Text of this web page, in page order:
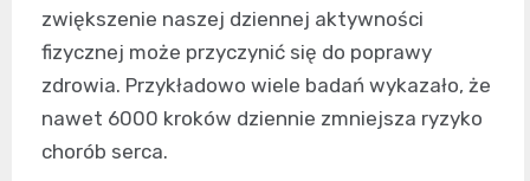
zwiększenie naszej dziennej aktywności
fizycznej może przyczynić się do poprawy
zdrowia. Przykładowo wiele badań wykazało, że
nawet 6000 kroków dziennie zmniejsza ryzyko
chorób serca.